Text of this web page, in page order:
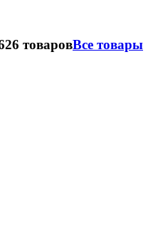
товаровВсе товары